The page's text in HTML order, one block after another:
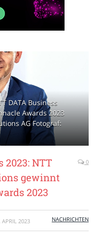
DATA Business
Awards 2023
AG Fotograf:
2023: NTT
gewinnt
2023
0
APRIL 2023 NACHRICHTEN